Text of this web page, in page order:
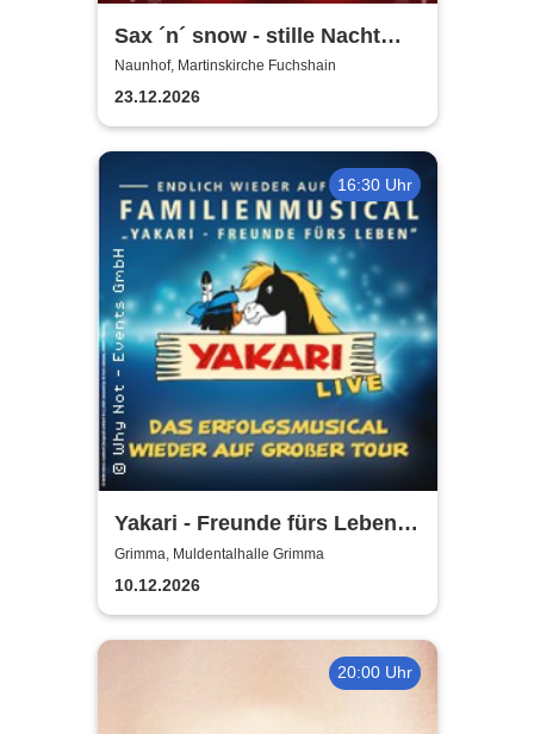
Sax ´n´ snow - stille Nacht
war gestern
Naunhof, Martinskirche Fuchshain
23.12.2026
16:30 Uhr
Yakari - Freunde fürs Leben -
Das Musical für die ganze
Familie
Grimma, Muldentalhalle Grimma
10.12.2026
20:00 Uhr